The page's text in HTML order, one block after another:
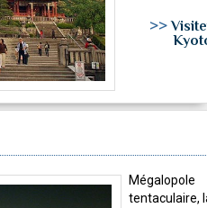
>>
Mégalopole
tentaculaire,